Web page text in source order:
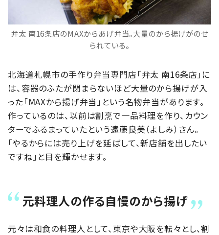
弁太 南16条店のMAXからあげ弁当。大量のから揚げがのせ
られている。
北海道札幌市の手作り弁当専門店「弁太 南16条店」に
は、容器のふたが閉まらないほど大量のから揚げが入
った「MAXから揚げ弁当」という名物弁当があります。
作っているのは、以前は割烹で一品料理を作り、カウン
ターでふるまっていたという遠藤良美（よしみ）さん。
「やるからには売り上げを延ばして、新店舗を出したい
ですね」と目を輝かせます。
元料理人の作る自慢のから揚げ
元々は和食の料理人として、東京や大阪を転々とし、割